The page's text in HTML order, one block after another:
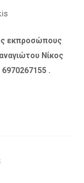
εκπροσώπους
Νίκος
.